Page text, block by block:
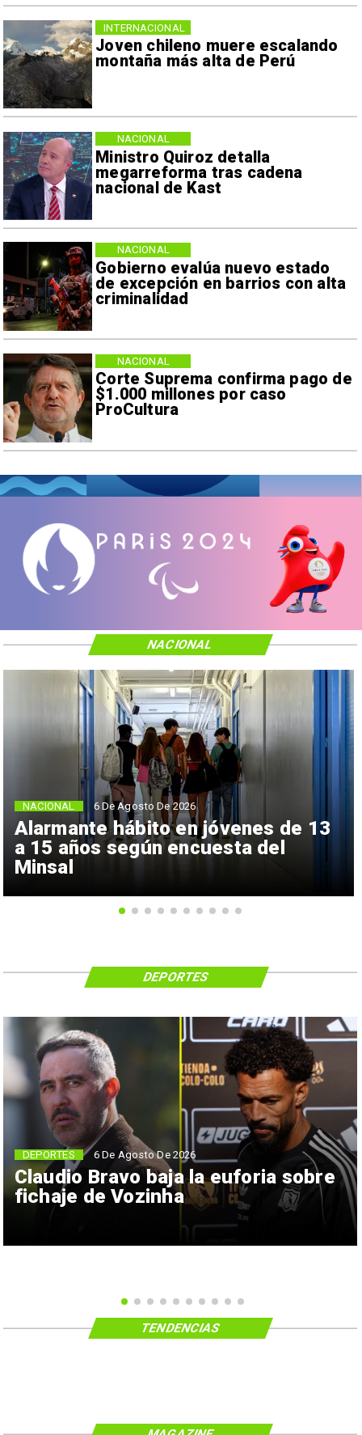
Joven chileno muere escalando
montaña más alta de Perú
INTERNACIONAL
Ministro Quiroz detalla
megarreforma tras cadena
nacional de Kast
NACIONAL
Gobierno evalúa nuevo estado
de excepción en barrios con alta
criminalidad
NACIONAL
Corte Suprema confirma pago de
$1.000 millones por caso
ProCultura
NACIONAL
Alarmante hábito en jóvenes de 13
a 15 años según encuesta del
Minsal
NACIONAL 6 De Agosto De 2026
NACIONAL
Claudio Bravo baja la euforia sobre
fichaje de Vozinha
DEPORTES 6 De Agosto De 2026
DEPORTES
TENDENCIAS